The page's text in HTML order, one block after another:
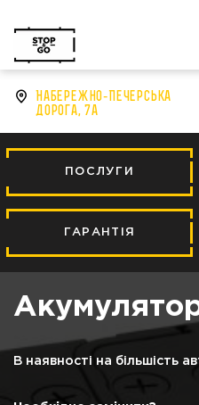
Набережно-Печерська
дорога, 7а
ПОСЛУГИ
ГАРАНТІЯ
В наявності на більшість